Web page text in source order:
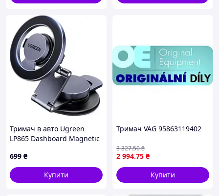
Тримач в авто Ugreen
LP865 Dashboard Magnetic
(UGR-45577)
699 ₴
Купити
Тримач VAG 95863119402
2 994.75 ₴
3 327.50₴
Купити